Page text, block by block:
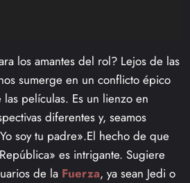
los amantes del rol? Lejos de las
sumerge en un conflicto épico
películas. Es un lienzo en
diferentes y, seamos
soy tu padre».El hecho de que
es intrigante. Sugiere
de la Fuerza, ya sean Jedi o